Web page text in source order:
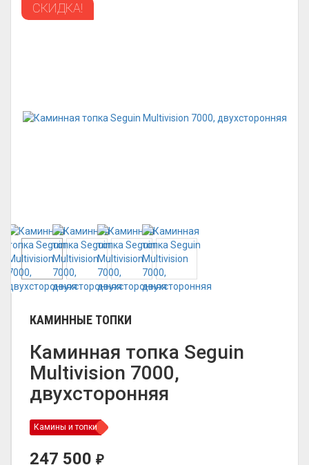
СКИДКА!
КАМИННЫЕ ТОПКИ
Каминная топка Seguin
Multivision 7000,
двухсторонняя
Камины и топки
247 500 ₽